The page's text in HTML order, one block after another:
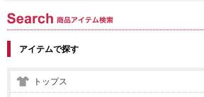
商品アイテム検索
アイテムで探す
トップス